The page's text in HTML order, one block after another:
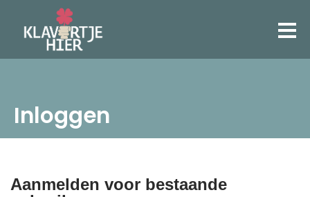
Inloggen
Aanmelden voor bestaande